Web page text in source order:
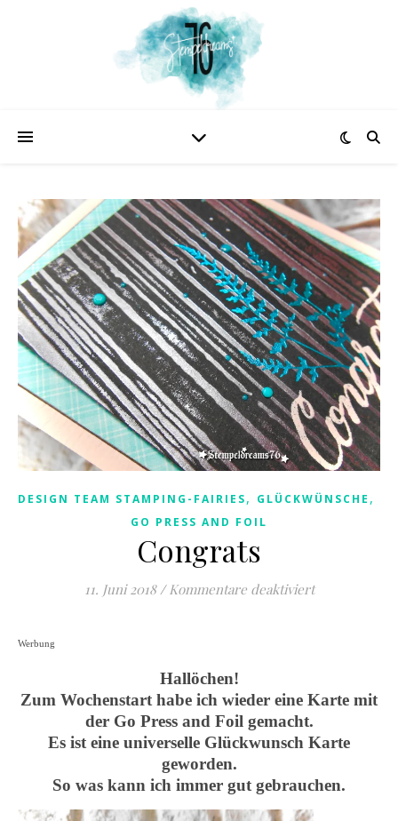
DESIGN TEAM STAMPING-FAIRIES, GLÜCKWÜNSCHE ,
GO PRESS AND FOIL
Congrats
11. Juni 2018 / Kommentare deaktiviertfür Congrats
Werbung
Hallöchen!
Zum Wochenstart habe ich wieder eine Karte mit
der Go Press and Foil gemacht.
Es ist eine universelle Glückwunsch Karte
geworden.
So was kann ich immer gut gebrauchen.